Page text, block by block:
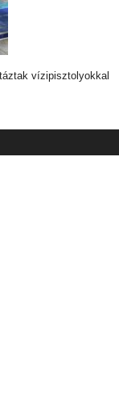
vízipisztolyokkal